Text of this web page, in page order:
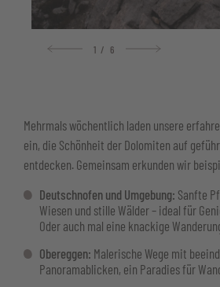
1 / 6
Mehrmals wöchentlich laden unsere
ein, die Schönheit der Dolomiten auf
entdecken. Gemeinsam erkunden wir
Deutschnofen und Umgebung: Sanfte
Wiesen und stille Wälder – ideal für
Oder auch mal eine knackige
Obereggen: Malerische Wege mit
Panoramablicken, ein Paradies für